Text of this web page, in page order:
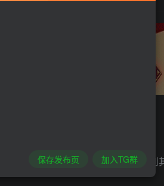
肮脏的 生物的世界。一个看不
保存发布页 加入TG群